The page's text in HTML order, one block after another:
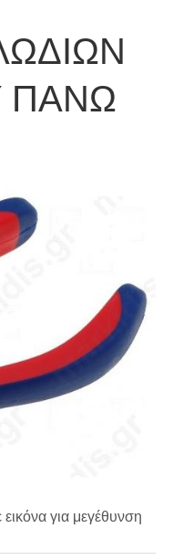
ΠΑΝΩ
για μεγέθυνση